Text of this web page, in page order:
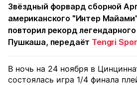
Звёздный форвард сборной
американского "Интер
повторил рекорд
Пушкаша, передаёт Tengri
В ночь на 24 ноября в
состоялась игра 1/4 финала